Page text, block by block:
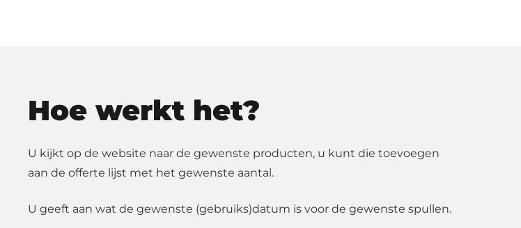
Hoe werkt het?
U kijkt op de website naar de gewenste producten, u kunt die toevoegen
aan de offerte lijst met het gewenste aantal.
U geeft aan wat de gewenste (gebruiks)datum is voor de gewenste spullen.